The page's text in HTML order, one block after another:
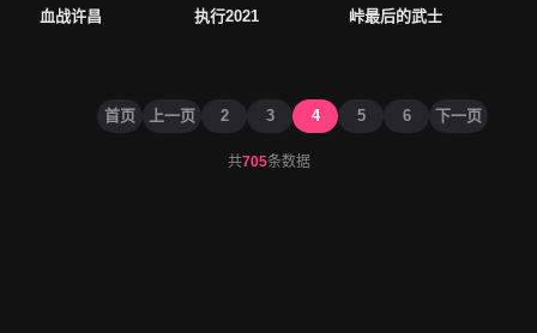
血战许昌 执行2021 峠最后的武士
共705条数据
首页 上一页 2 3 4 5 6 下一页